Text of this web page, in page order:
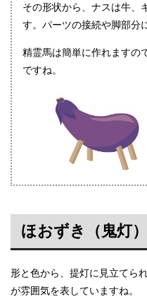
その形状から、ナスは牛、
す。パーツの接続や脚部分
精霊馬は簡単に作れますの
ですね。
ほおずき（鬼灯）
形と色から、提灯に見立てら
が雰囲気を表していますね。